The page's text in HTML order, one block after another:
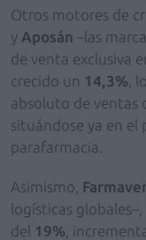
Otros motores de
y Aposán –las
de venta exclusiva
crecido un 14,3% ,
absoluto de ventas
situándose ya en el
parafarmacia.
Asimismo,
logísticas
del 19% ,